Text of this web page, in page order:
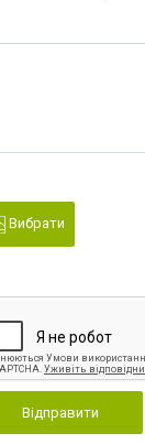
Вибрати
Відправити